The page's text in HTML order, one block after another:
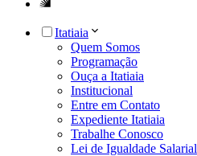
Itatiaia
Quem Somos
Programação
Ouça a Itatiaia
Institucional
Entre em Contato
Expediente Itatiaia
Trabalhe Conosco
Lei de Igualdade Salarial